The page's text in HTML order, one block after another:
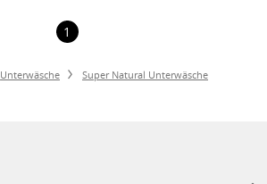
1
Unterwäsche Super Natural Unterwäsche